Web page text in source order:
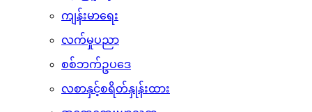
ကျန်းမာရေး
လက်မှုပညာ
စစ်ဘက်ဥပဒေ
လစာနှင့်စရိတ်နှုန်းထား